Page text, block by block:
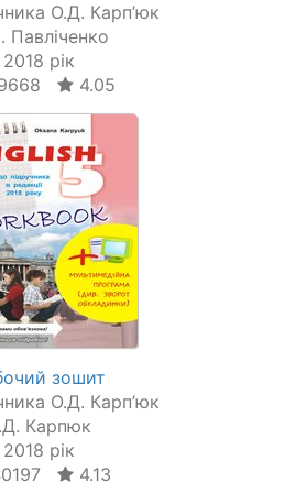
О.Д. Карп’юк
Павліченко
2018 рік
4.05
зошит
О.Д. Карп’юк
Карпюк
2018 рік
4.13